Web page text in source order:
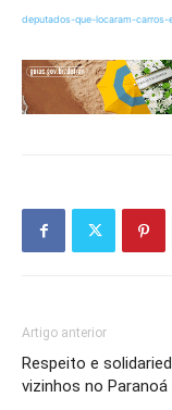
deputados-que-locaram-
Artigo anterior
Respeito e
vizinhos no Paranoá